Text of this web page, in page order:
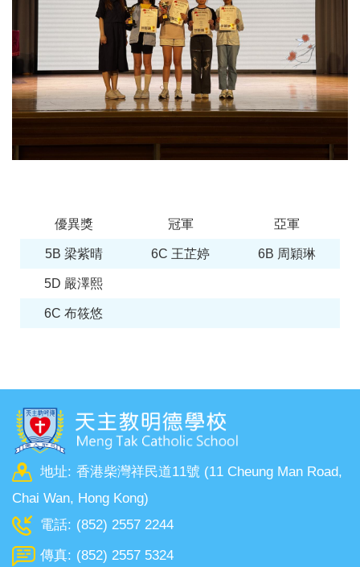
優異獎 冠軍 亞軍
5B 梁紫晴 6C 王芷婷 6B 周穎琳
5D 嚴澤熙
6C 布筱悠
地址: 香港柴灣祥民道11號 (11 Cheung Man Road,
Chai Wan, Hong Kong)
電話: (852) 2557 2244
傳真: (852) 2557 5324